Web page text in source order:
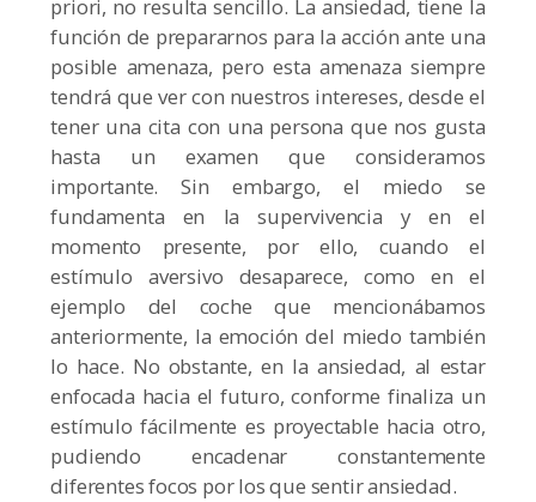
priori, no resulta sencillo. La ansiedad, tiene la
función de prepararnos para la acción ante una
posible amenaza, pero esta amenaza siempre
tendrá que ver con nuestros intereses, desde el
tener una cita con una persona que nos gusta
hasta un examen que consideramos
importante. Sin embargo, el miedo se
fundamenta en la supervivencia y en el
momento presente, por ello, cuando el
estímulo aversivo desaparece, como en el
ejemplo del coche que mencionábamos
anteriormente, la emoción del miedo también
lo hace. No obstante, en la ansiedad, al estar
enfocada hacia el futuro, conforme finaliza un
estímulo fácilmente es proyectable hacia otro,
pudiendo encadenar constantemente
diferentes focos por los que sentir ansiedad.